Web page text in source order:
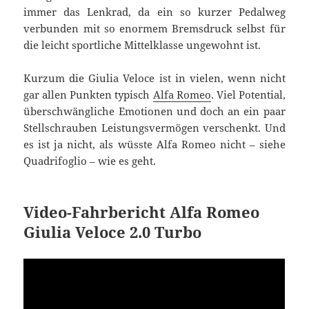
immer das Lenkrad, da ein so kurzer Pedalweg
verbunden mit so enormem Bremsdruck selbst für
die leicht sportliche Mittelklasse ungewohnt ist.
Kurzum die Giulia Veloce ist in vielen, wenn nicht
gar allen Punkten typisch Alfa Romeo. Viel Potential,
überschwängliche Emotionen und doch an ein paar
Stellschrauben Leistungsvermögen verschenkt. Und
es ist ja nicht, als wüsste Alfa Romeo nicht – siehe
Quadrifoglio – wie es geht.
Video-Fahrbericht Alfa Romeo
Giulia Veloce 2.0 Turbo